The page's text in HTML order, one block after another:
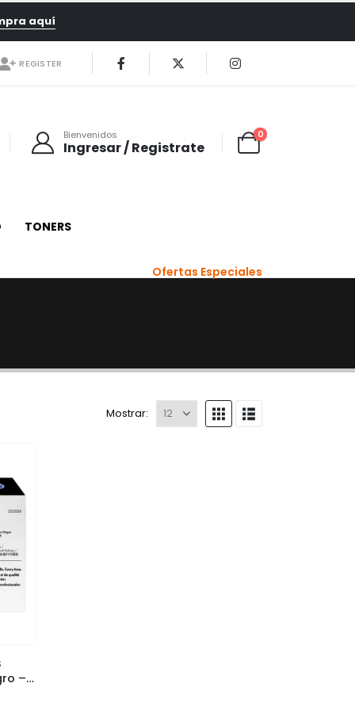
aquí
REGISTER
Bienvenidos
Ingresar / Registrate
0
TONERS
Ofertas Especiales
Mostrar:
Tóner HP CE505X (05X) Negro – Alto Rendimiento (6,500 páginas)